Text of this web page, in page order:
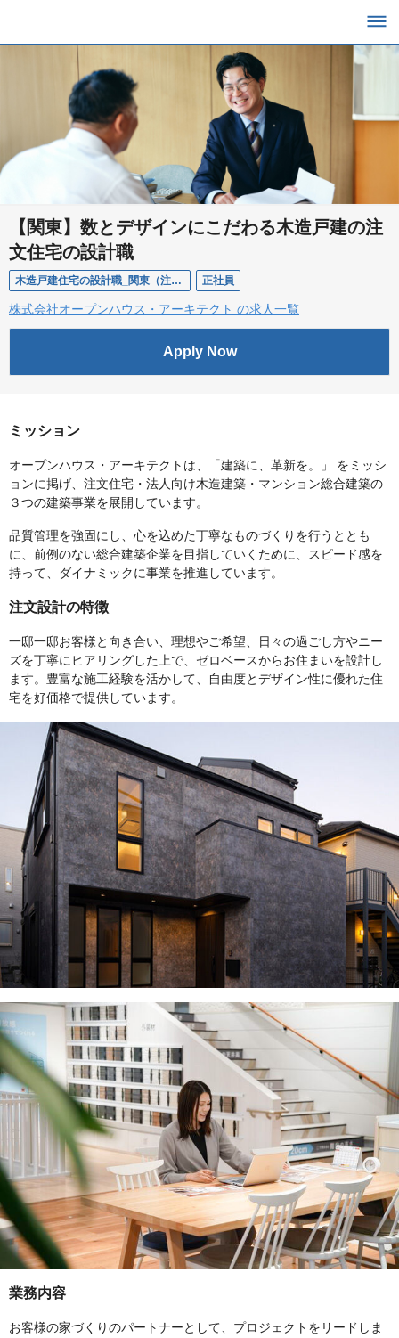
【関東】数とデザインにこだわる木造戸建の注
文住宅の設計職
木造戸建住宅の設計職_関東（注文住宅） 正社員
株式会社オープンハウス・アーキテクト の求人一覧
Apply Now
ミッション
オープンハウス・アーキテクトは、「建築に、革新を。」 をミッシ
ョンに掲げ、注文住宅・法人向け木造建築・マンション総合建築の
３つの建築事業を展開しています。
品質管理を強固にし、心を込めた丁寧なものづくりを行うととも
に、前例のない総合建築企業を目指していくために、スピード感を
持って、ダイナミックに事業を推進しています。
注文設計の特徴
一邸一邸お客様と向き合い、理想やご希望、日々の過ごし方やニー
ズを丁寧にヒアリングした上で、ゼロベースからお住まいを設計し
ます。豊富な施工経験を活かして、自由度とデザイン性に優れた住
宅を好価格で提供しています。
業務内容
お客様の家づくりのパートナーとして、プロジェクトをリードしま